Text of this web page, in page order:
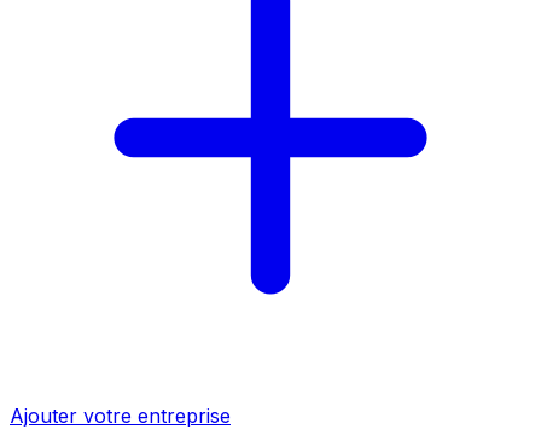
Ajouter votre entreprise